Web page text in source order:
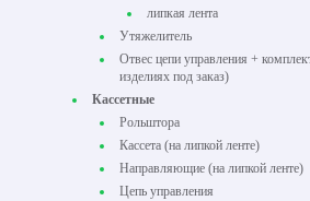
липкая лента
Утяжелитель
Отвес цепи управления +
изделиях под заказ)
Кассетные
Рольштора
Кассета (на липкой ленте)
Направляющие (на липкой ленте)
Цепь управления